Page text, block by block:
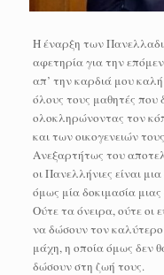
Η έναρξη των
αφετηρία για την
απ’ την καρδιά μου καλή
όλους τους μαθητές που
ολοκληρώνοντας τον
και των οικογενειών
Ανεξαρτήτως του
οι Πανελλήνιες είναι
όμως μία δοκιμασία
Ούτε τα όνειρα, ούτε οι
να δώσουν τον καλύτερο
μάχη, η οποία όμως δεν
δώσουν στη ζωή τους.